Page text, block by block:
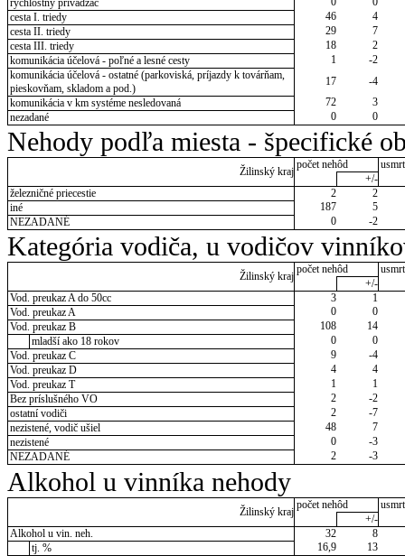
rýchlostný privádzač
cesta I. triedy
46
4
cesta II. triedy
29
7
cesta III. triedy
18
2
komunikácia účelová - poľné a lesné cesty
1
-2
komunikácia účelová - ostatné (parkoviská, príjazdy k továrňam,
pieskovňam, skladom a pod.)
17
-4
komunikácia v km systéme nesledovaná
72
3
nezadané
0 0
Nehody podľa miesta - špecifické
Žilinský kraj
počet nehôd
+/-
železničné priecestie
2
2
iné
187
5
NEZADANÉ
0 -2
Kategória vodiča, u vodičov
Žilinský kraj
počet nehôd
+/-
Vod. preukaz A do 50cc
3
1
Vod. preukaz A
0
0
Vod. preukaz B
108
14
mladší ako 18 rokov
0
0
Vod. preukaz C
9
-4
Vod. preukaz D
4
4
Vod. preukaz T
1
1
Bez príslušného VO
2
-2
ostatní vodiči
2
-7
nezistené, vodič ušiel
48
7
nezistené
0
-3
NEZADANÉ
2 -3
Alkohol u vinníka nehody
Žilinský kraj
počet nehôd
+/-
Alkohol u vin. neh.
32
8
tj. %
16,9 13